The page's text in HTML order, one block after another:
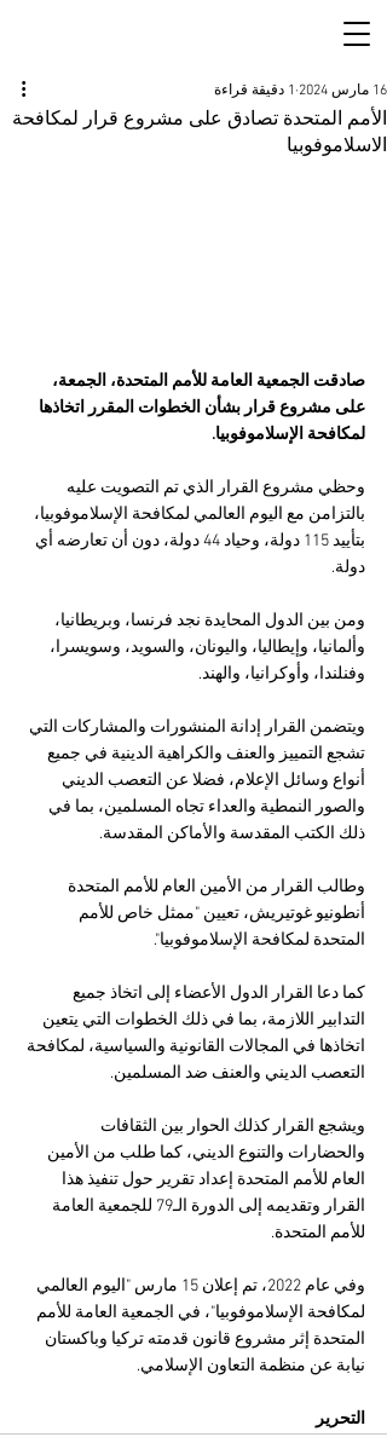
الأمم المتحدة تصادق على مشروع قرار لمكافحة
الاسلاموفوبيا
16 مارس 2024 1 دقيقة قراءة
صادقت الجمعية العامة للأمم المتحدة، الجمعة،
على مشروع قرار بشأن الخطوات المقرر اتخاذها
لمكافحة الإسلاموفوبيا.
وحظي مشروع القرار الذي تم التصويت عليه
بالتزامن مع اليوم العالمي لمكافحة الإسلاموفوبيا،
بتأييد 115 دولة، وحياد 44 دولة، دون أن تعارضه أي
دولة.
ومن بين الدول المحايدة نجد فرنسا، وبريطانيا،
وألمانيا، وإيطاليا، واليونان، والسويد، وسويسرا،
وفنلندا، وأوكرانيا، والهند.
ويتضمن القرار إدانة المنشورات والمشاركات التي
تشجع التمييز والعنف والكراهية الدينية في جميع
أنواع وسائل الإعلام، فضلا عن التعصب الديني
والصور النمطية والعداء تجاه المسلمين، بما في
ذلك الكتب المقدسة والأماكن المقدسة.
وطالب القرار من الأمين العام للأمم المتحدة
أنطونيو غوتيريش، تعيين "ممثل خاص للأمم
المتحدة لمكافحة الإسلاموفوبيا".
كما دعا القرار الدول الأعضاء إلى اتخاذ جميع
التدابير اللازمة، بما في ذلك الخطوات التي يتعين
اتخاذها في المجالات القانونية والسياسية، لمكافحة
التعصب الديني والعنف ضد المسلمين.
ويشجع القرار كذلك الحوار بين الثقافات
والحضارات والتنوع الديني، كما طلب من الأمين
العام للأمم المتحدة إعداد تقرير حول تنفيذ هذا
القرار وتقديمه إلى الدورة الـ79 للجمعية العامة
للأمم المتحدة.
وفي عام 2022، تم إعلان 15 مارس "اليوم العالمي
لمكافحة الإسلاموفوبيا"، في الجمعية العامة للأمم
المتحدة إثر مشروع قانون قدمته تركيا وباكستان
نيابة عن منظمة التعاون الإسلامي.
التحرير